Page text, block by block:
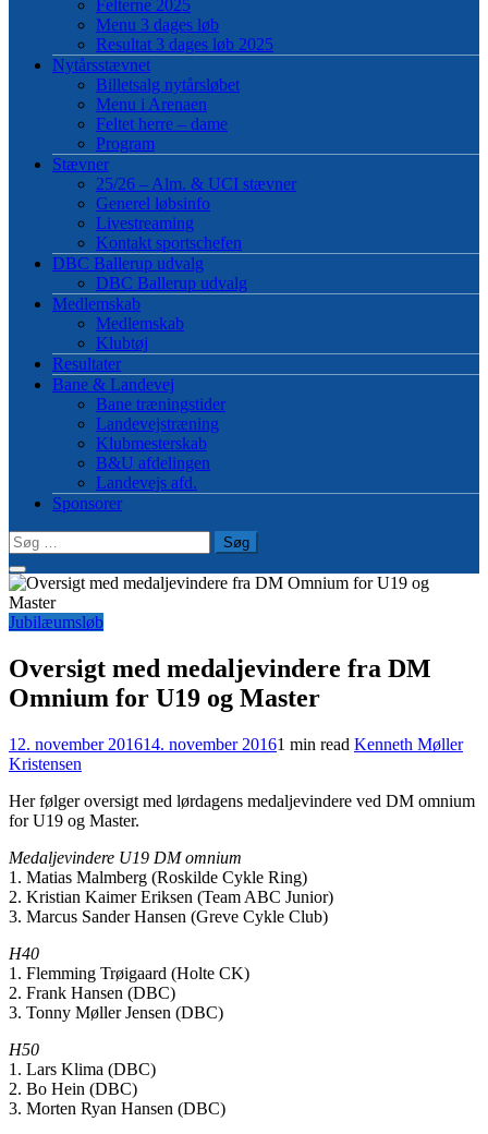
Felterne 2025
Menu 3 dages løb
Resultat 3 dages løb 2025
Nytårsstævnet
Billetsalg nytårsløbet
Menu i Arenaen
Feltet herre – dame
Program
Stævner
25/26 – Alm. & UCI stævner
Generel løbsinfo
Livestreaming
Kontakt sportschefen
DBC Ballerup udvalg
DBC Ballerup udvalg
Medlemskab
Medlemskab
Klubtøj
Resultater
Bane & Landevej
Bane træningstider
Landevejstræning
Klubmesterskab
B&U afdelingen
Landevejs afd.
Sponsorer
Søg
efter:
Jubilæumsløb
Oversigt med medaljevindere fra DM
Omnium for U19 og Master
12. november 201614. november 20161 min read Kenneth Møller
Kristensen
Her følger oversigt med lørdagens medaljevindere ved DM omnium
for U19 og Master.
Medaljevindere U19 DM omnium
1. Matias Malmberg (Roskilde Cykle Ring)
2. Kristian Kaimer Eriksen (Team ABC Junior)
3. Marcus Sander Hansen (Greve Cykle Club)
H40
1. Flemming Trøigaard (Holte CK)
2. Frank Hansen (DBC)
3. Tonny Møller Jensen (DBC)
H50
1. Lars Klima (DBC)
2. Bo Hein (DBC)
3. Morten Ryan Hansen (DBC)